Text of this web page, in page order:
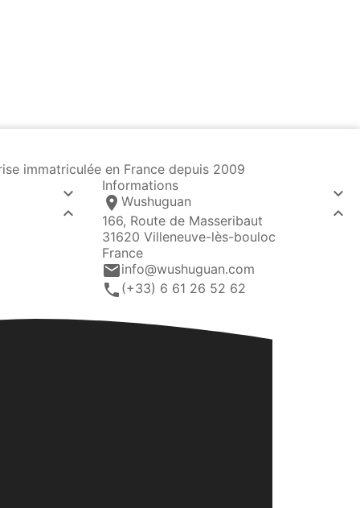
immatriculée en France depuis 2009


Informations


location_on Wushuguan
166, Route de Masseribaut
31620 Villeneuve-lès-bouloc
France
emailinfo@wushuguan.com
call (+33) 6 61 26 52 62